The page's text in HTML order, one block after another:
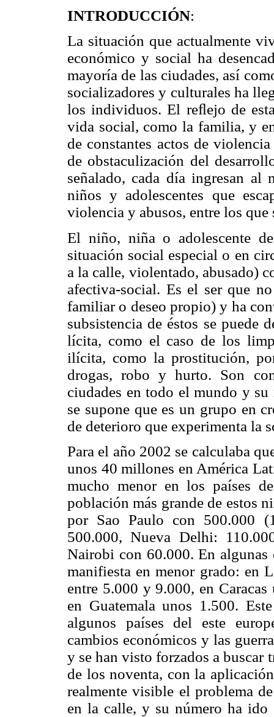
INTRODUCCIÓN:
La situación que actualmente
económico y social ha
mayoría de las ciudades, así
socializadores y culturales ha
los individuos. El reﬂejo de
vida social, como la familia, y
de constantes actos de
de obstaculización del
señalado, cada día ingresan
niños y adolescentes que
violencia y abusos, entre los que
El niño, niña o adolescente
situación social especial o en
a la calle, violentado, abusado)
afectiva-social. Es el ser que
familiar o deseo propio) y ha
subsistencia de éstos se puede
lícita, como el caso de los
ilícita, como la prostitución,
drogas, robo y hurto. Son
ciudades en todo el mundo y su
se supone que es un grupo en
de deterioro que experimenta la
Para el año 2002 se calculaba
unos 40 millones en América
mucho menor en los países
población más grande de estos
por Sao Paulo con 500.000
500.000, Nueva Delhi:
Nairobi con 60.000. En algunas
manifiesta en menor grado: en
entre 5.000 y 9.000, en
en Guatemala unos 1.500.
algunos países del este
cambios económicos y las
y se han visto forzados a buscar
de los noventa, con la
realmente visible el problema
en la calle, y su número ha ido